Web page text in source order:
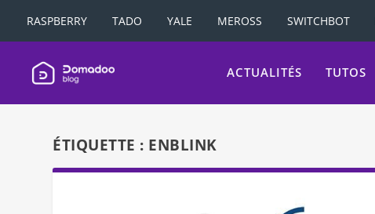
RASPBERRY TADO YALE MEROSS SWITCHBOT
ACTUALITÉS TUTOS
ÉTIQUETTE : ENBLINK